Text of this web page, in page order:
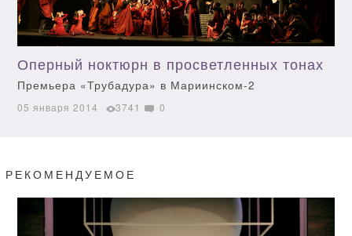
Оперный ноктюрн в просветленных тонах
Премьера «Трубадура» в Мариинском-2
05 января 2014 3741 0
РЕКОМЕНДУЕМОЕ